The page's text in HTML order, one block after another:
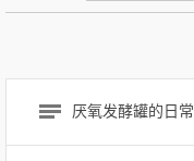
厌氧发酵罐的日